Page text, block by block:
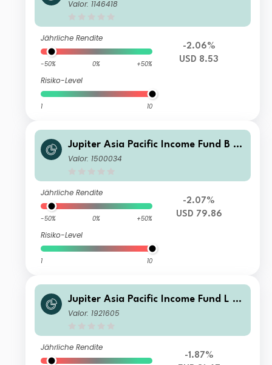
SD Acc
Valor: 1146418
Jährliche Rendite
-50% 0% +50%
Risiko-Level
1 10
-2.06%
USD 8.53
Jupiter Asia Pacific Income Fund B U
SD Acc
Valor: 1500034
Jährliche Rendite
-50% 0% +50%
Risiko-Level
1 10
-2.07%
USD 79.86
Jupiter Asia Pacific Income Fund L E
UR Acc
Valor: 1921605
Jährliche Rendite
-1.87%